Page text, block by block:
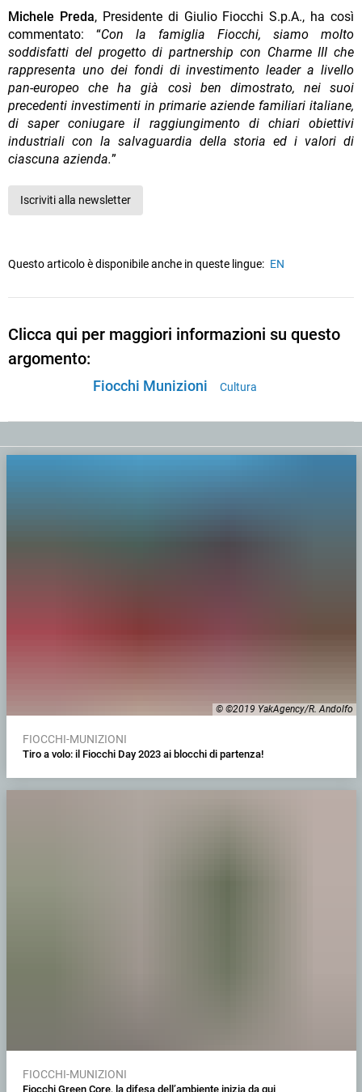
Michele Preda, Presidente di Giulio Fiocchi S.p.A., ha così
commentato: “Con la famiglia Fiocchi, siamo molto
soddisfatti del progetto di partnership con Charme III che
rappresenta uno dei fondi di investimento leader a livello
pan-europeo che ha già così ben dimostrato, nei suoi
precedenti investimenti in primarie aziende familiari italiane,
di saper coniugare il raggiungimento di chiari obiettivi
industriali con la salvaguardia della storia ed i valori di
ciascuna azienda.”
Iscriviti alla newsletter
Questo articolo è disponibile anche in queste lingue: EN
Clicca qui per maggiori informazioni su questo
argomento:
Fiocchi Munizioni Cultura
© ©2019 YakAgency/R. Andolfo
FIOCCHI-MUNIZIONI
Tiro a volo: il Fiocchi Day 2023 ai blocchi di partenza!
FIOCCHI-MUNIZIONI
Fiocchi Green Core, la difesa dell’ambiente inizia da qui